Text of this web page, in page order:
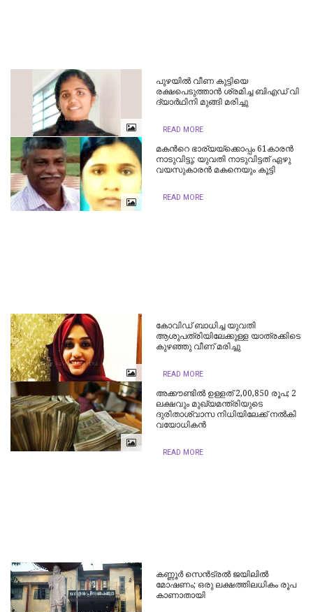
പുഴയില്‍ വീണ കുട്ടിയെ
രക്ഷപെടുത്താന്‍ ശ്രമിച്ച ബി​എ​ഡ് വി​
ദ്യാ​ർ​ഥി​നി മു​ങ്ങി മ​രി​ച്ചു
READ MORE
മകന്‍റെ ഭാര്യയ്ക്കൊപ്പം 61കാരൻ
നാടുവിട്ടു; യുവതി നാടുവിട്ടത് ഏഴു
വയസുകാരൻ മകനെയും കൂട്ടി
READ MORE
കോവിഡ് ബാധിച്ച യുവതി
ആശുപത്രിയിലേക്കുള്ള യാത്രക്കിടെ
കുഴഞ്ഞു വീണ് മരിച്ചു
READ MORE
അക്കൗണ്ടിൽ ഉള്ളത് 2,00,850 രൂപ; 2
ലക്ഷവും മുഖ്യമന്ത്രിയുടെ
ദുരിതാശ്വാസ നിധിയിലേക്ക് നൽകി
വയോധികൻ
READ MORE
കണ്ണൂർ സെൻട്രൽ ജയിലിൽ
മോഷണം; ഒരു ലക്ഷത്തിലധികം രൂപ
കാണാതായി